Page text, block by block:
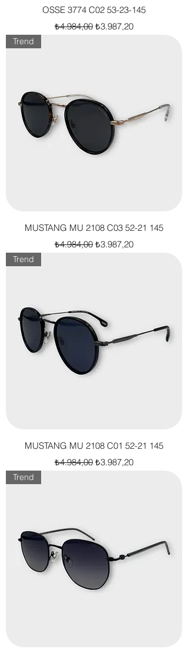
OSSE 3774 C02 53-23-145
Normal Fiyat
₺4.984,00 İndirimli Fiyat
₺3.987,20
Trend
MUSTANG MU 2108 C03 52-21 145
Normal Fiyat
₺4.984,00 İndirimli Fiyat
₺3.987,20
Trend
MUSTANG MU 2108 C01 52-21 145
Normal Fiyat
₺4.984,00 İndirimli Fiyat
₺3.987,20
Trend